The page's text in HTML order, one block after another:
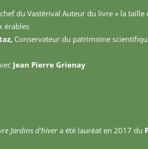
du Vastérival Auteur du livre « la taille
érables
Conservateur du patrimoine
Jean Pierre Grienay
Jardins d’hivera été lauréat en 2017 du